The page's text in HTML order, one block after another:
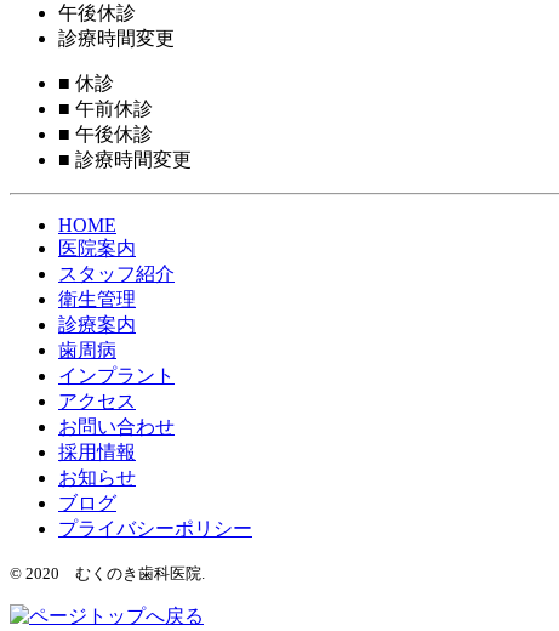
午後休診
診療時間変更
■ 休診
■ 午前休診
■ 午後休診
■ 診療時間変更
HOME
医院案内
スタッフ紹介
衛生管理
診療案内
歯周病
インプラント
アクセス
お問い合わせ
採用情報
お知らせ
ブログ
プライバシーポリシー
© 2020 むくのき歯科医院.